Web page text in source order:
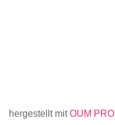
hergestellt mitOUM PRO